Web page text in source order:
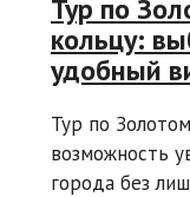
Тур по
кольцу:
удобный
теплоход,
поезд
Тур по
возможность
города без